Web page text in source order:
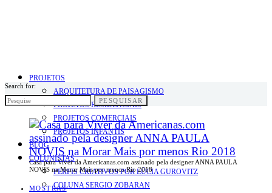
PROJETOS
ARQUITETURA DE PAISAGISMO
PROJETOS RESIDENCIAIS
PROJETOS COMERCIAIS
PROJETOS INFANTIS
BLOG
COLUNISTAS
PERFIS CRIATIVOS POR LÚCIA GUROVITZ
COLUNA SERGIO ZOBARAN
Search for:
PESQUISAR
Casa para Viver da Americanas.com assinado pela designer ANNA PAULA
NOVIS na Morar Mais por menos Rio 2018
MOSTRAS